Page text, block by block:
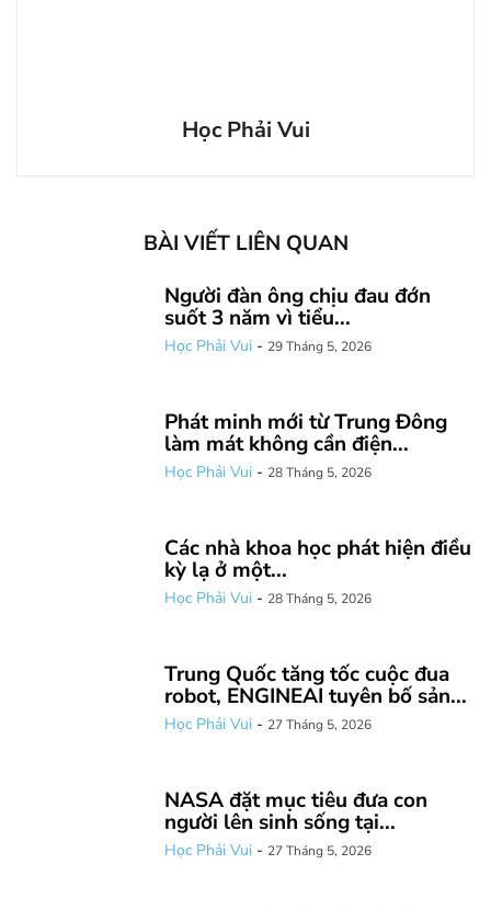
Học Phải Vui
BÀI VIẾT LIÊN QUAN
Người đàn ông chịu đau đớn
suốt 3 năm vì tiểu...
Học Phải Vui - 29 Tháng 5, 2026
Phát minh mới từ Trung Đông
làm mát không cần điện...
Học Phải Vui - 28 Tháng 5, 2026
Các nhà khoa học phát hiện điều
kỳ lạ ở một...
Học Phải Vui - 28 Tháng 5, 2026
Trung Quốc tăng tốc cuộc đua
robot, ENGINEAI tuyên bố sản...
Học Phải Vui - 27 Tháng 5, 2026
NASA đặt mục tiêu đưa con
người lên sinh sống tại...
Học Phải Vui - 27 Tháng 5, 2026